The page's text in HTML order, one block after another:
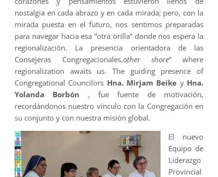
nostalgia en cada abrazo y en cada mirada; pero, con la
mirada puesta en el futuro, nos sentimos preparadas
para navegar hacia esa “otra orilla” donde nos espera la
regionalización. La presencia orientadora de las
Consejeras Congregacionales,other shore” where
regionalization awaits us. The guiding presence of
Congregational Councilors Hna. Mirjam Beike y Hna.
Yolanda Borbón , fue fuente de motivación,
recordándonos nuestro vínculo con la Congregación en
su conjunto y con nuestra misión global.
El nuevo
Equipo de
Liderazgo
Provincial